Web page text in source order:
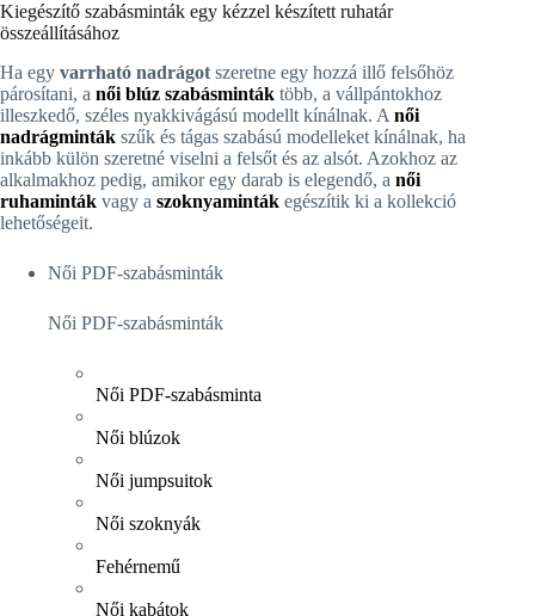
Kiegészítő szabásminták egy kézzel készített ruhatár
összeállításához
Ha egy varrható nadrágot szeretne egy hozzá illő felsőhöz
párosítani, a női blúz szabásminták több, a vállpántokhoz
illeszkedő, széles nyakkivágású modellt kínálnak. A női
nadrágminták szűk és tágas szabású modelleket kínálnak, ha
inkább külön szeretné viselni a felsőt és az alsót. Azokhoz az
alkalmakhoz pedig, amikor egy darab is elegendő, a női
ruhaminták vagy a szoknyaminták egészítik ki a kollekció
lehetőségeit.
Női PDF-szabásminták
Női PDF-szabásminták
Női PDF-szabásminta
Női blúzok
Női jumpsuitok
Női szoknyák
Fehérnemű
Női kabátok